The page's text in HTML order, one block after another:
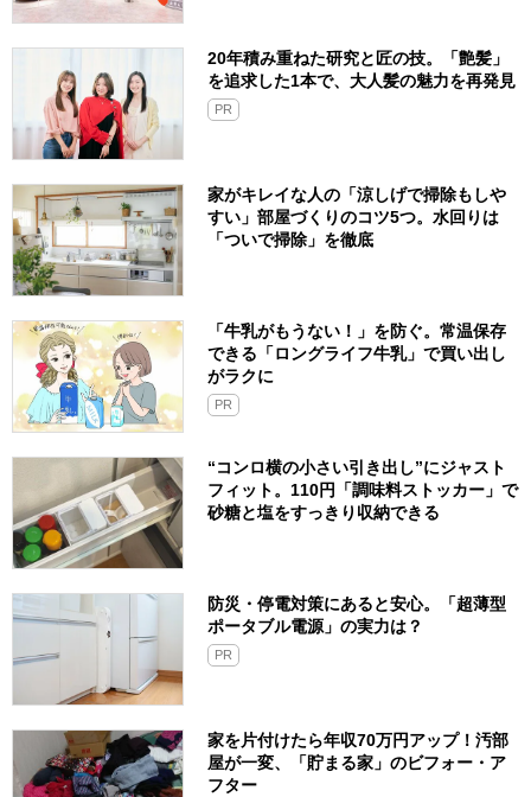
20年積み重ねた研究と匠の技。「艶髪」
を追求した1本で、大人髪の魅力を再発見
PR
家がキレイな人の「涼しげで掃除もしや
すい」部屋づくりのコツ5つ。水回りは
「ついで掃除」を徹底
「牛乳がもうない！」を防ぐ。常温保存
できる「ロングライフ牛乳」で買い出し
がラクに
PR
“コンロ横の小さい引き出し”にジャスト
フィット。110円「調味料ストッカー」で
砂糖と塩をすっきり収納できる
防災・停電対策にあると安心。「超薄型
ポータブル電源」の実力は？​
PR
家を片付けたら年収70万円アップ！汚部
屋が一変、「貯まる家」のビフォー・ア
フター